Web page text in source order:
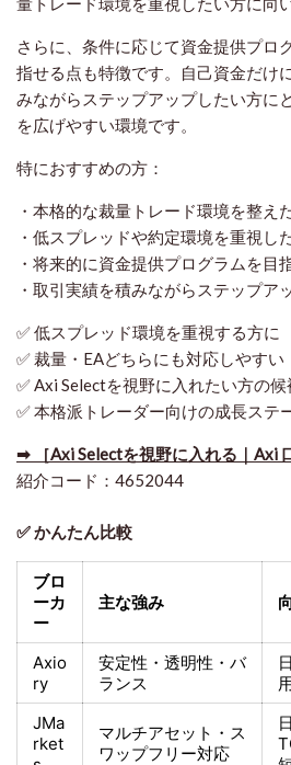
さらに、条件に応じて資金提供プロ
指せる点も特徴です。自己資金だけ
みながらステップアップしたい方に
を広げやすい環境です。
特におすすめの方：
・本格的な裁量トレード環境を整え
・低スプレッドや約定環境を重視し
・将来的に資金提供プログラムを目
・取引実績を積みながらステップア
✅ 低スプレッド環境を重視する方に
✅ 裁量・EAどちらにも対応しやすい
✅ Axi Selectを視野に入れたい方の候
✅ 本格派トレーダー向けの成長ステ
➡ ［Axi Selectを視野に入れる｜Axi
紹介コード：4652044
✅ かんたん比較
ブロ
ーカ
ー
主な強み
Axio
ry
安定性・透明性・バ
ランス
JMa
rket
マルチアセット・ス
ワップフリー対応